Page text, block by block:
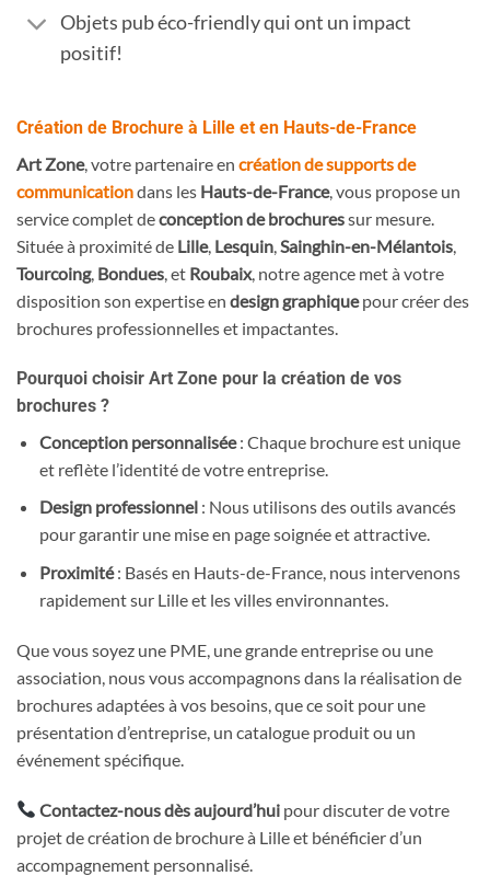
Objets pub éco-friendly qui ont un impact
positif!
Création de Brochure à Lille et en Hauts-de-France
Art Zone, votre partenaire en création de supports de
communicationdans les Hauts-de-France, vous propose un
service complet deconception de brochuressur mesure.
Située à proximité de Lille, Lesquin,Sainghin-en-Mélantois,
Tourcoing, Bondues, et Roubaix, notre agence met à votre
disposition son expertise en design graphiquepour créer des
brochures professionnelles et impactantes.
Pourquoi choisir Art Zone pour la création de vos
brochures ?
Conception personnalisée: Chaque brochure est unique
et reflète l’identité de votre entreprise.
Design professionnel: Nous utilisons des outils avancés
pour garantir une mise en page soignée et attractive.
Proximité: Basés en Hauts-de-France, nous intervenons
rapidement sur Lille et les villes environnantes.
Que vous soyez une PME, une grande entreprise ou une
association, nous vous accompagnons dans la réalisation de
brochures adaptées à vos besoins, que ce soit pour une
présentation d’entreprise, un catalogue produit ou un
événement spécifique.
Contactez-nous dès aujourd’hui pour discuter de votre
projet de création de brochure à Lille et bénéficier d’un
accompagnement personnalisé.